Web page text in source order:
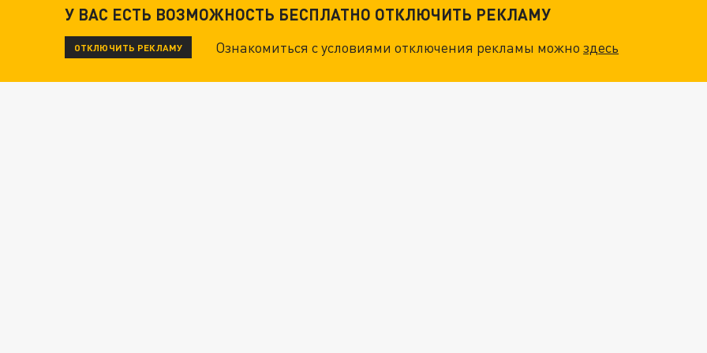
У ВАС ЕСТЬ ВОЗМОЖНОСТЬ БЕСПЛАТНО ОТКЛЮЧИТЬ РЕКЛАМУ
ОТКЛЮЧИТЬ РЕКЛАМУ Ознакомиться с условиями отключения рекламы можноздесь